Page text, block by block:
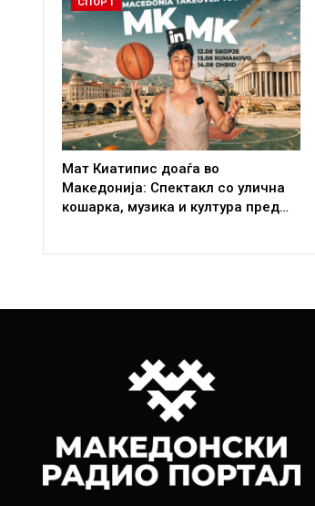
СПОРТ
Мат Киатипис доаѓа во
Македонија: Спектакл со улична
кошарка, музика и култура пред…